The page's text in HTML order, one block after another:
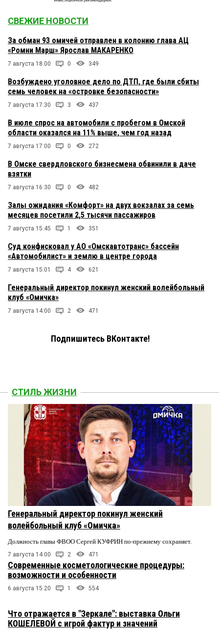
СВЕЖИЕ НОВОСТИ
За обман 93 омичей отправлен в колонию глава АЦ
«Ромни Марш» Ярослав МАКАРЕНКО
7 августа 18:00 0 349
Возбуждено уголовное дело по ДТП, где были сбиты
семь человек на «островке безопасности»
7 августа 17:30 3 437
В июле спрос на автомобили с пробегом в Омской
области оказался на 11% выше, чем год назад
7 августа 17:00 0 272
В Омске свердловского бизнесмена обвинили в даче
взятки
7 августа 16:30 0 482
Залы ожидания «Комфорт» на двух вокзалах за семь
месяцев посетили 2,5 тысячи пассажиров
7 августа 15:45 1 351
Суд конфисковал у АО «Омскавтотранс» бассейн
«Автомобилист» и землю в центре города
7 августа 15:01 4 621
Генеральный директор покинул женский волейбольный
клуб «Омичка»
7 августа 14:00 2 471
Подпишитесь ВКонтакте!
СТИЛЬ ЖИЗНИ
Генеральный директор покинул женский
волейбольный клуб «Омичка»
Должность главы ФВОО Сергей КУФРИН по-прежнему сохраняет.
7 августа 14:00 2 471
Современные косметологические процедуры:
возможности и особенности
6 августа 15:20 1 554
Что отражается в "Зеркале": выставка Ольги
КОШЕЛЕВОЙ с игрой фактур и значений